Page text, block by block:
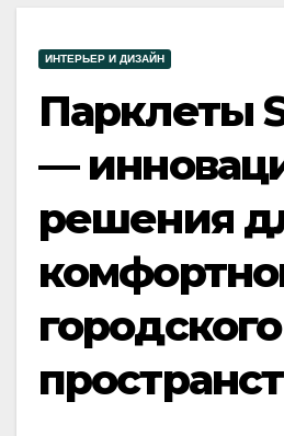
ИНТЕРЬЕР И ДИЗАЙН
Парклеты
—
решения
городского